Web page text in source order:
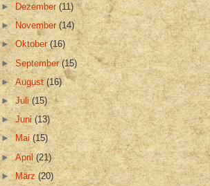
►Dezember(11)
►November(14)
►Oktober(16)
►September(15)
►August(16)
►Juli(15)
►Juni(13)
► Mai(15)
►April(21)
►März(20)